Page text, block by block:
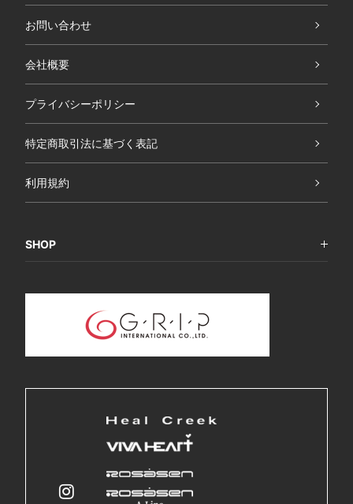
お問い合わせ
会社概要
プライバシーポリシー
特定商取引法に基づく表記
利用規約
SHOP